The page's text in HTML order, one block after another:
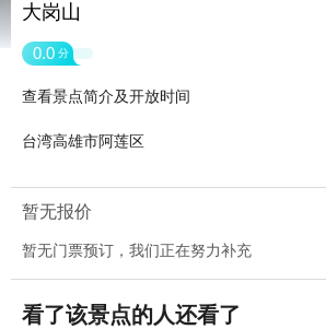
大岗山
0.0 分
查看景点简介及开放时间
台湾高雄市阿莲区
暂无报价
暂无门票预订，我们正在努力补充
看了该景点的人还看了